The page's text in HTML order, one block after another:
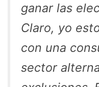
ganar las
Claro, yo
con una
sector